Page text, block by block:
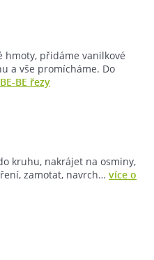
hmoty, přidáme vanilkové
a vše promícháme. Do
BE řezy
kruhu, nakrájet na osminy,
zamotat, navrch… více o